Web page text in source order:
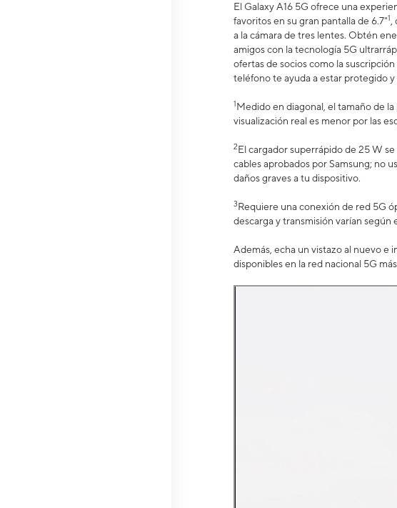
El Galaxy A16 5G ofrece una
favoritos en su gran pantalla de 6.7"1
a la cámara de tres lentes. Obtén
amigos con la tecnología 5G
ofertas de socios como la
teléfono te ayuda a estar protegido y
1Medido en diagonal, el tamaño de
visualización real es menor por las
2El cargador superrápido de 25 W
cables aprobados por Samsung; no
daños graves a tu dispositivo.
3Requiere una conexión de red 5G
descarga y transmisión varían
Además, echa un vistazo al nuevo e
disponibles en la red nacional 5G